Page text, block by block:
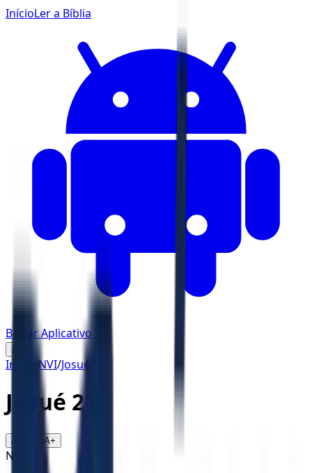
InícioLer a Bíblia
Baixar Aplicativo
☰
Início NVI/Josué
Josué 21
A- A+
NVI